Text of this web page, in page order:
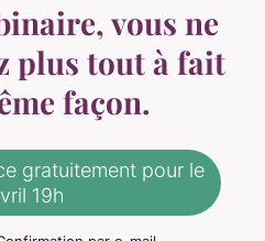
vous ne
plus tout à fait
façon.
gratuitement pour le
19h